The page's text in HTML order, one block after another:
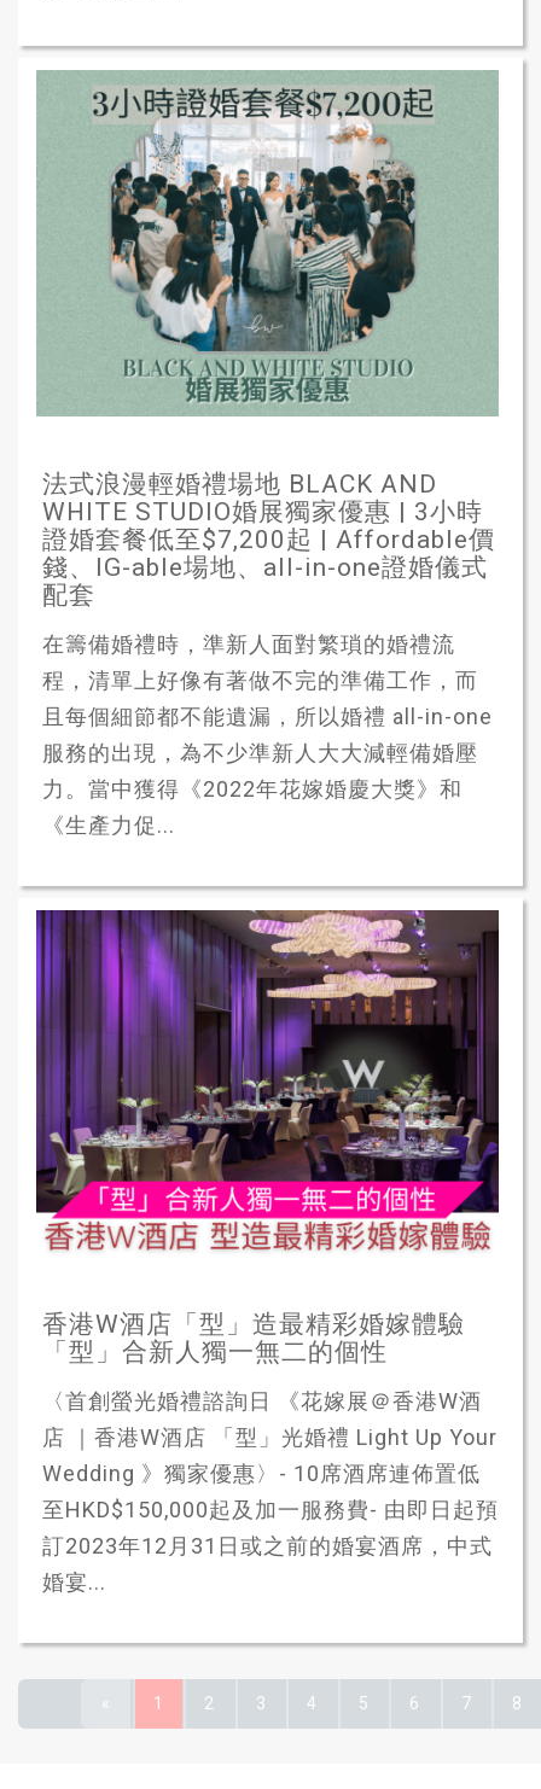
法式浪漫輕婚禮場地 BLACK AND
WHITE STUDIO婚展獨家優惠 | 3小時
證婚套餐低至$7,200起 | Affordable價
錢、IG-able場地、all-in-one證婚儀式
配套
在籌備婚禮時，準新人面對繁瑣的婚禮流
程，清單上好像有著做不完的準備工作，而
且每個細節都不能遺漏，所以婚禮 all-in-one
服務的出現，為不少準新人大大減輕備婚壓
力。當中獲得《2022年花嫁婚慶大獎》和
《生產力促...
香港W酒店「型」造最精彩婚嫁體驗
「型」合新人獨一無二的個性
〈首創螢光婚禮諮詢日 《花嫁展＠香港W酒
店 ｜香港W酒店 「型」光婚禮 Light Up Your
Wedding 》獨家優惠〉- 10席酒席連佈置低
至HKD$150,000起及加一服務費- 由即日起預
訂2023年12月31日或之前的婚宴酒席，中式
婚宴...
« 1 2 3 4 5 6 7 8